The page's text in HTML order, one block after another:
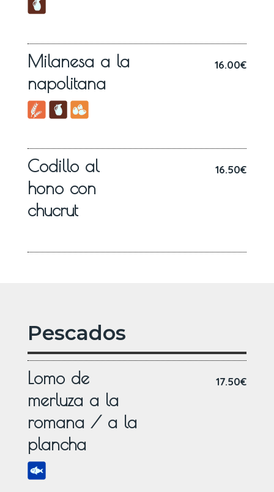
Milanesa a la
napolitana
16.00€
Codillo al
hono con
chucrut
16.50€
Pescados
Lomo de
merluza a la
romana / a la
plancha
17.50€